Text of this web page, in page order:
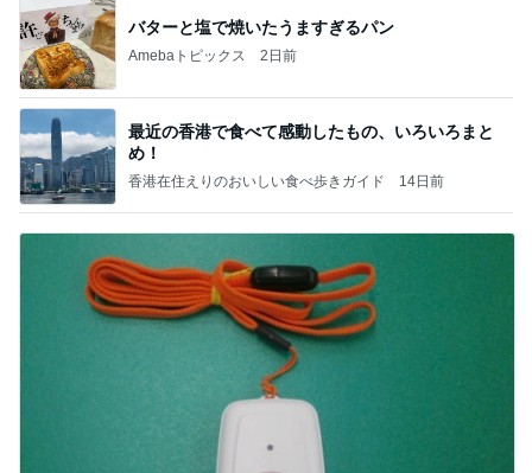
バターと塩で焼いたうますぎるパン
Amebaトピックス 2日前
最近の香港で食べて感動したもの、いろいろまと
め！
香港在住えりのおいしい食べ歩きガイド 14日前